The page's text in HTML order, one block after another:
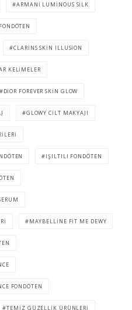
ARMANI LUMINOUS SILK
CLARINS SKIN ILLUSION
KELIMELER
DIOR FOREVER SKIN GLOW
GLOWY CILT MAKYAJI
IŞILTILI FONDÖTEN
MAYBELLINE FIT ME DEWY
FONDÖTEN
TEMIZ GÜZELLIK ÜRÜNLERI